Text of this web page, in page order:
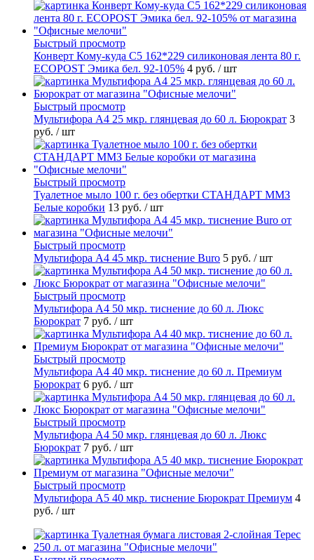
Быстрый просмотр
Конверт Кому-куда С5 162*229 силиконовая лента 80 г.
ECOPOST Эмика бел. 92-105% 4 руб. / шт
Быстрый просмотр
Мультифора А4 25 мкр. глянцевая до 60 л. Бюрократ 3
руб. / шт
Быстрый просмотр
Туалетное мыло 100 г. без обертки СТАНДАРТ ММЗ
Белые коробки 13 руб. / шт
Быстрый просмотр
Мультифора А4 45 мкр. тиснение Buro 5 руб. / шт
Быстрый просмотр
Мультифора А4 50 мкр. тиснение до 60 л. Люкс
Бюрократ 7 руб. / шт
Быстрый просмотр
Мультифора А4 40 мкр. тиснение до 60 л. Премиум
Бюрократ 6 руб. / шт
Быстрый просмотр
Мультифора А4 50 мкр. глянцевая до 60 л. Люкс
Бюрократ 7 руб. / шт
Быстрый просмотр
Мультифора А5 40 мкр. тиснение Бюрократ Премиум 4
руб. / шт